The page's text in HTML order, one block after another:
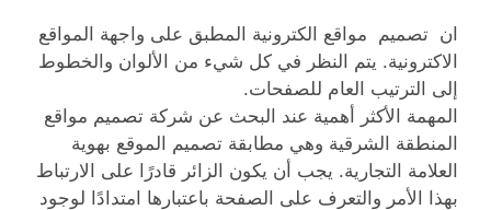
ان تصميم مواقع الكترونية المطبق على واجهة المواقع
الاكترونية. يتم النظر في كل شيء من الألوان والخطوط
إلى الترتيب العام للصفحات.
المهمة الأكثر أهمية عند البحث عن شركة تصميم مواقع
المنطقة الشرقية وهي مطابقة تصميم الموقع بهوية
العلامة التجارية. يجب أن يكون الزائر قادرًا على الارتباط
بهذا الأمر والتعرف على الصفحة باعتبارها امتدادًا لوجود